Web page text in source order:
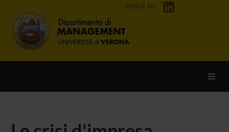
Segui su